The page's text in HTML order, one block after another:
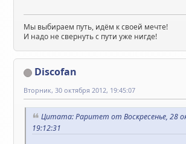
Мы выбираем путь, идём к своей мечте!
И надо не свернуть с пути уже нигде!
Discofan
Вторник, 30 октября 2012, 19:45:07
Цитата: Раритет от Воскресенье, 28
19:12:31